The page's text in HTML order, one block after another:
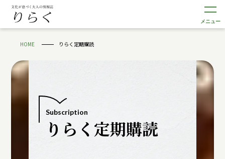
メニュー
HOME りらく定期購読
Subscription
りらく定期購読